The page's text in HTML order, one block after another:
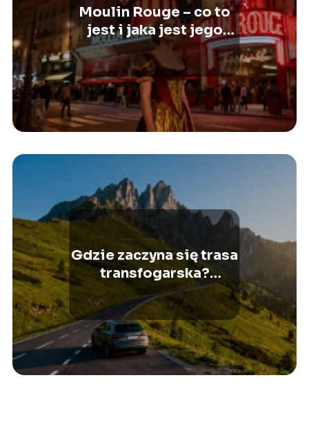
Moulin Rouge – co to
jest i jaka jest jego
historia?
Gdzie zaczyna się trasa
transfogarska?
Poradnik dla turystów